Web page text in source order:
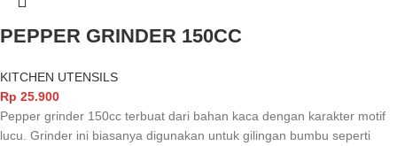
PEPPER GRINDER 150CC
KITCHEN UTENSILS
Rp 25.900
Pepper grinder 150cc terbuat dari bahan kaca dengan karakter motif
lucu. Grinder ini biasanya digunakan untuk gilingan bumbu seperti